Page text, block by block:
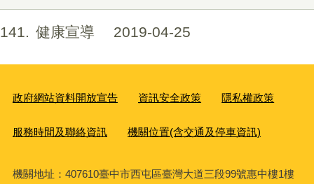
141 健康宣導 2019-04-25
政府網站資料開放宣告 資訊安全政策 隱私權政策
服務時間及聯絡資訊 機關位置(含交通及停車資訊)
機關地址：407610臺中市西屯區臺灣大道三段99號惠中樓1樓